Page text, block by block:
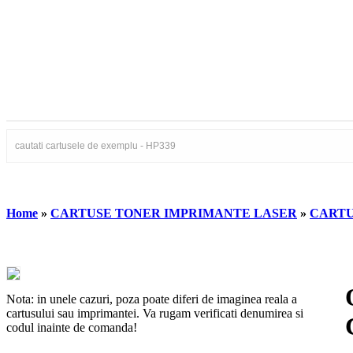
Home » CARTUSE TONER IMPRIMANTE LASER »
Nota: in unele cazuri, poza poate diferi de imaginea reala a
cartusului sau imprimantei. Va rugam verificati denumirea si
codul inainte de comanda!